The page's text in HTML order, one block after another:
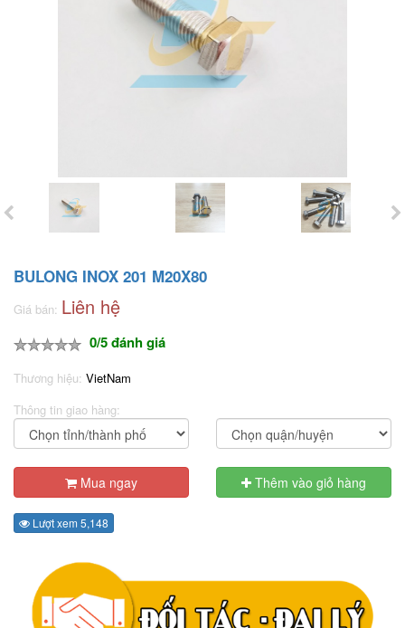
BULONG INOX 201 M20X80
Giá bán: Liên hệ
0/5 đánh giá
Thương hiệu: VietNam
Thông tin giao hàng:
Mua ngay Thêm vào giỏ hàng
Lượt xem 5,148